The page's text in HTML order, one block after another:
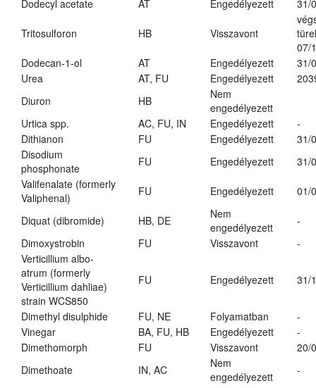
Dodecyl acetate
AT Engedélyezett 31/
Tritosulforon HB Visszavont
07/
Dodecan-1-ol
AT Engedélyezett
31/
Urea
AT, FU Engedélyezett
Diuron
HB
Nem
engedélyezett
Urtica spp.
AC, FU, IN Engedélyezett
-
Dithianon
FU Engedélyezett
31/
Disodium
phosphonate
FU Engedélyezett
31/
Valifenalate (formerly
Valiphenal)
FU Engedélyezett 01/
Diquat (dibromide) HB, DE
Nem
engedélyezett
-
Dimoxystrobin
FU Visszavont
-
Verticillium albo-
atrum (formerly
Verticillium dahliae)
strain WCS850
FU Engedélyezett 31/
Dimethyl disulphide FU, NE Folyamatban
-
Vinegar
BA, FU, HB Engedélyezett
-
Dimethomorph
FU Visszavont
20/
Dimethoate
IN, AC
Nem
engedélyezett
-